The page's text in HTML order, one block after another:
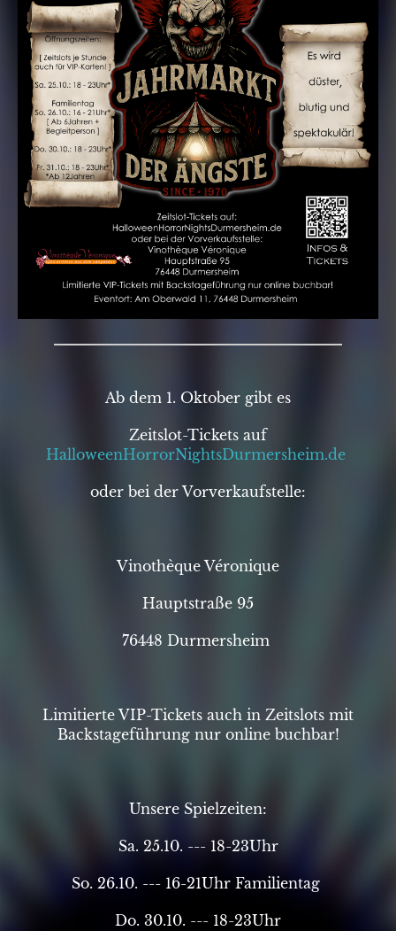
Ab dem 1. Oktober gibt es
Zeitslot-Tickets auf
HalloweenHorrorNightsDurmersheim.de
oder bei der Vorverkaufstelle:
Vinothèque Véronique
Hauptstraße 95
76448 Durmersheim
Limitierte VIP-Tickets auch in Zeitslots mit
Backstageführung nur online buchbar!
Unsere Spielzeiten:
Sa. 25.10. --- 18-23Uhr
So. 26.10. --- 16-21Uhr Familientag
Do. 30.10. --- 18-23Uhr